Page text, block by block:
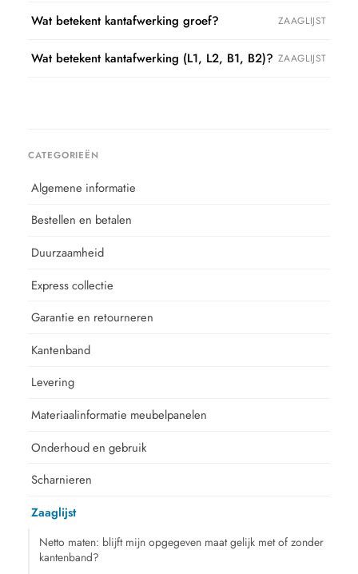
CATEGORIEËN
Algemene informatie
Bestellen en betalen
Duurzaamheid
Express collectie
Garantie en retourneren
Kantenband
Levering
Materiaalinformatie meubelpanelen
Onderhoud en gebruik
Scharnieren
Zaaglijst
Netto maten: blijft mijn opgegeven maat gelijk met of zonder
kantenband?
Wat betekent kantafwerking groef? ZAAGLIJST
Wat betekent kantafwerking (L1, L2, B1, B2)? ZAAGLIJST